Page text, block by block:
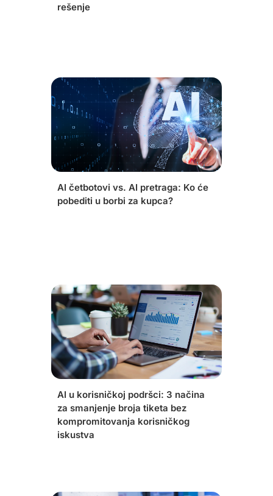
rešenje
AI četbotovi vs. AI pretraga: Ko će
pobediti u borbi za kupca?
AI u korisničkoj podršci: 3 načina
za smanjenje broja tiketa bez
kompromitovanja korisničkog
iskustva